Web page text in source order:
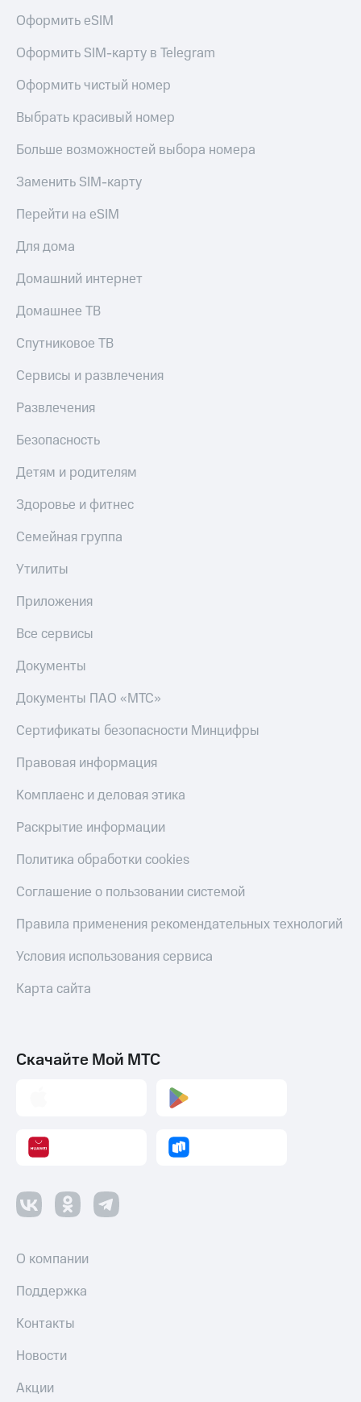
Оформить eSIM
Оформить SIM-карту в Telegram
Оформить чистый номер
Выбрать красивый номер
Больше возможностей выбора номера
Заменить SIM-карту
Перейти на eSIM
Для дома
Домашний интернет
Домашнее ТВ
Спутниковое ТВ
Сервисы и развлечения
Развлечения
Безопасность
Детям и родителям
Здоровье и фитнес
Семейная группа
Утилиты
Приложения
Все сервисы
Документы
Документы ПАО «МТС»
Сертификаты безопасности Минцифры
Правовая информация
Комплаенс и деловая этика
Раскрытие информации
Политика обработки cookies
Соглашение о пользовании системой
Правила применения рекомендательных технологий
Условия использования сервиса
Карта сайта
Скачайте Мой МТС
О компании
Поддержка
Контакты
Новости
Акции